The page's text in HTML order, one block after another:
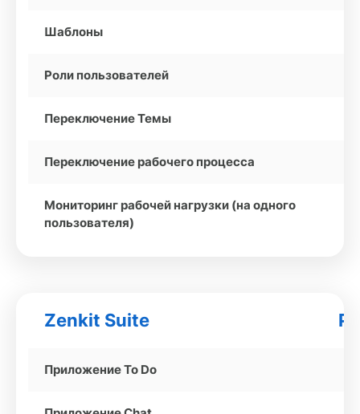
Шаблоны
Роли пользователей
Переключение Темы
Переключение рабочего процесса
Мониторинг рабочей нагрузки (на одного
пользователя)
Zenkit Suite
Приложение To Do